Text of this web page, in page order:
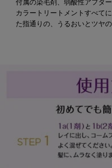
付属の染毛剤、弱酸性アフタ
カラートリートメントすべて
た指通りの、うるおいとツヤ